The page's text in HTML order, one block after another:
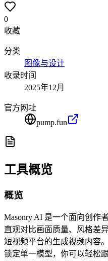
0
收藏
分类
图像与设计
收录时间
2025年12月
官方网址
pump.fun
工具概览
概览
Masonry AI 是一个面向创作
直观对比画面质量、风格差
短视频平台的生成视频内容
锁定单一模型，你可以轻松